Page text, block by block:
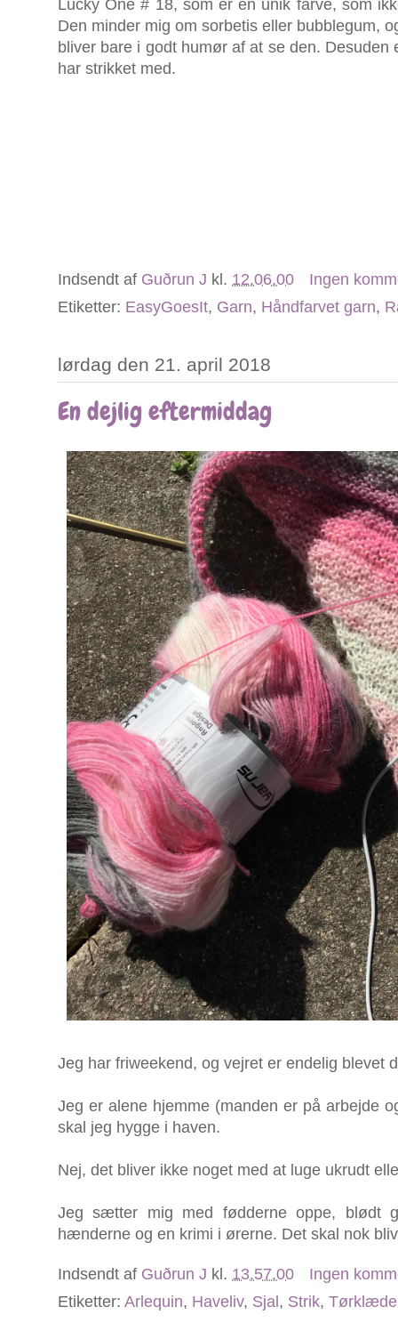
Lucky One # 18, som er en unik farve, som
Den minder mig om sorbetis eller bubblegum,
bliver bare i godt humør af at se den.
har strikket med.
Indsendt af Guðrun J kl. 12.06.00
Ingen
Etiketter: EasyGoesIt, Garn, Håndfarvet garn,
lørdag den 21. april 2018
En dejlig eftermiddag
Jeg har friweekend, og vejret er endelig blevet
Jeg er alene hjemme (manden er på arbejde
skal jeg hygge i haven.
Nej, det bliver ikke noget med at luge ukrudt
Jeg sætter mig med fødderne oppe, blødt
hænderne og en krimi i ørerne. Det skal nok
Indsendt af Guðrun J kl. 13.57.00
Ingen
Etiketter: Arlequin, Haveliv, Sjal, Strik, Tørklæde